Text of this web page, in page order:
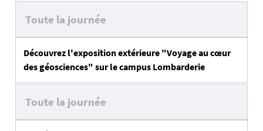
Toute la journée
Découvrez l'exposition extérieure "Voyage au cœur
des géosciences" sur le campus Lombarderie
Toute la journée